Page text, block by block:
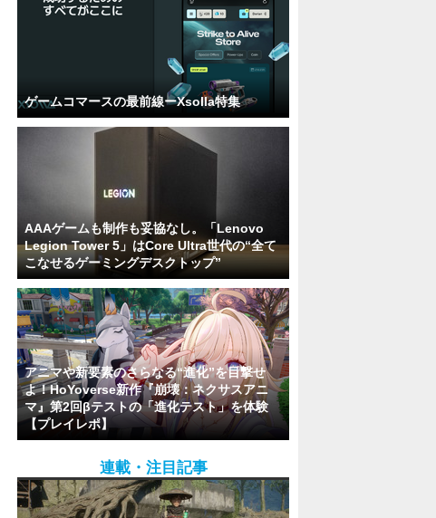
ゲームコマースの最前線ーXsolla特集
AAAゲームも制作も妥協なし。「Lenovo
Legion Tower 5」はCore Ultra世代の“全て
こなせるゲーミングデスクトップ”
アニマや新要素のさらなる“進化”を目撃せ
よ！HoYoverse新作『崩壊：ネクサスアニ
マ』第2回βテストの「進化テスト」を体験
【プレイレポ】
連載・注目記事